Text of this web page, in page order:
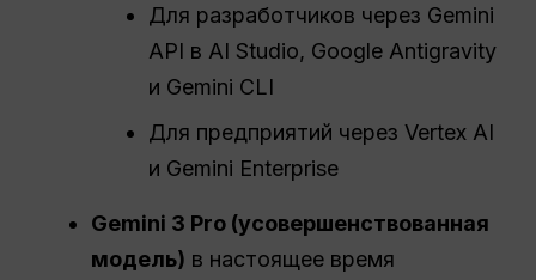
Для разработчиков через Gemini
API в AI Studio, Google Antigravity
и Gemini CLI
Для предприятий через Vertex AI
и Gemini Enterprise
Gemini 3 Pro (усовершенствованная
модель) в настоящее время